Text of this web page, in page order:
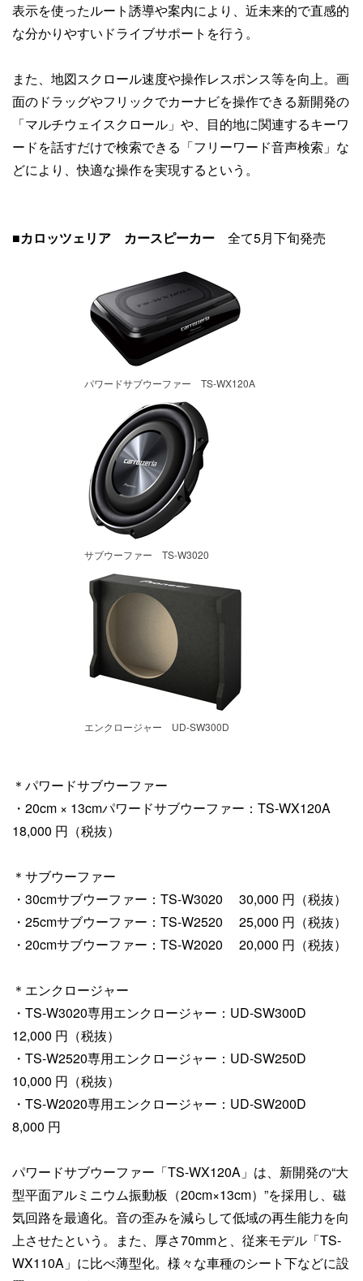
表示を使ったルート誘導や案内により、近未来的で直感的
な分かりやすいドライブサポートを行う。
また、地図スクロール速度や操作レスポンス等を向上。画
面のドラッグやフリックでカーナビを操作できる新開発の
「マルチウェイスクロール」や、目的地に関連するキーワ
ードを話すだけで検索できる「フリーワード音声検索」な
どにより、快適な操作を実現するという。
■カロッツェリア カースピーカー 全て5月下旬発売
パワードサブウーファー TS-WX120A
サブウーファー TS-W3020
エンクロージャー UD-SW300D
＊パワードサブウーファー
・20cm × 13cmパワードサブウーファー：TS-WX120A
18,000 円（税抜）
＊サブウーファー
・30cmサブウーファー：TS-W3020 30,000 円（税抜）
・25cmサブウーファー：TS-W2520 25,000 円（税抜）
・20cmサブウーファー：TS-W2020 20,000 円（税抜）
＊エンクロージャー
・TS-W3020専用エンクロージャー：UD-SW300D
12,000 円（税抜）
・TS-W2520専用エンクロージャー：UD-SW250D
10,000 円（税抜）
・TS-W2020専用エンクロージャー：UD-SW200D
8,000 円
パワードサブウーファー「TS-WX120A」は、新開発の“大
型平面アルミニウム振動板（20cm×13cm）”を採用し、磁
気回路を最適化。音の歪みを減らして低域の再生能力を向
上させたという。また、厚さ70mmと、従来モデル「TS-
WX110A」に比べ薄型化。様々な車種のシート下などに設